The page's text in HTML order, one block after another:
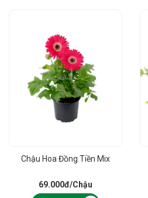
Chậu Hoa Đồng Tiền Mix
69.000đ/Chậu